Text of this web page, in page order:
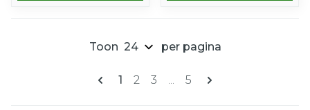
Pagina's
U lees momenteel pagina
1 Pagina
2 Pagina
3 ... Pagina
5
Toon per pagina